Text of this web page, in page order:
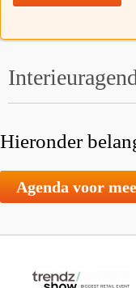
Hieronder
Agenda voor